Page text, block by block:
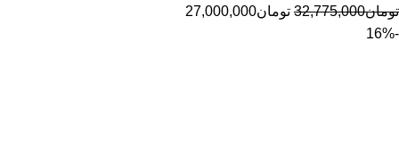
تومان32,775,000 تومان27,000,000
-16%